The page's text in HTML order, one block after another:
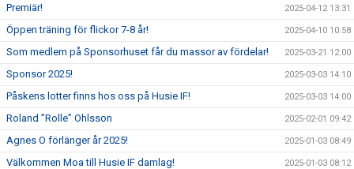
Premiär! 2025-04-12 13:31
Öppen träning för flickor 7-8 år! 2025-04-10 10:58
Som medlem på Sponsorhuset får du massor av fördelar! 2025-03-21 12:00
Sponsor 2025! 2025-03-03 14:10
Påskens lotter finns hos oss på Husie IF! 2025-03-03 14:00
Roland ”Rolle” Ohlsson 2025-02-01 09:42
Agnes O förlänger år 2025! 2025-01-03 08:49
Välkommen Moa till Husie IF damlag! 2025-01-03 08:12